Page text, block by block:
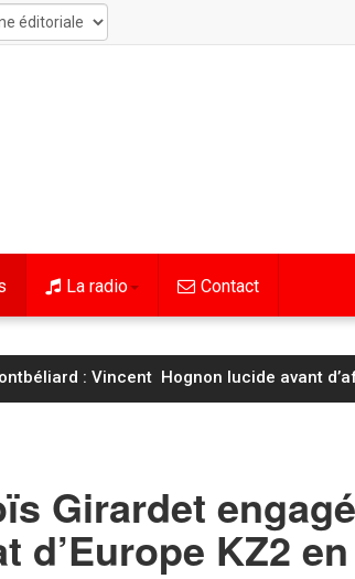
La radio Contact
: Vincent Hognon lucide avant
Girardet
d’Europe KZ2